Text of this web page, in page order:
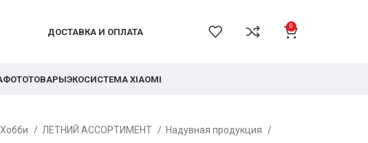
ДОСТАВКА И ОПЛАТА
0
ФОТОТОВАРЫЭКОСИСТЕМА XIAOMI
ЛЕТНИЙ АССОРТИМЕНТ
Надувная продукция